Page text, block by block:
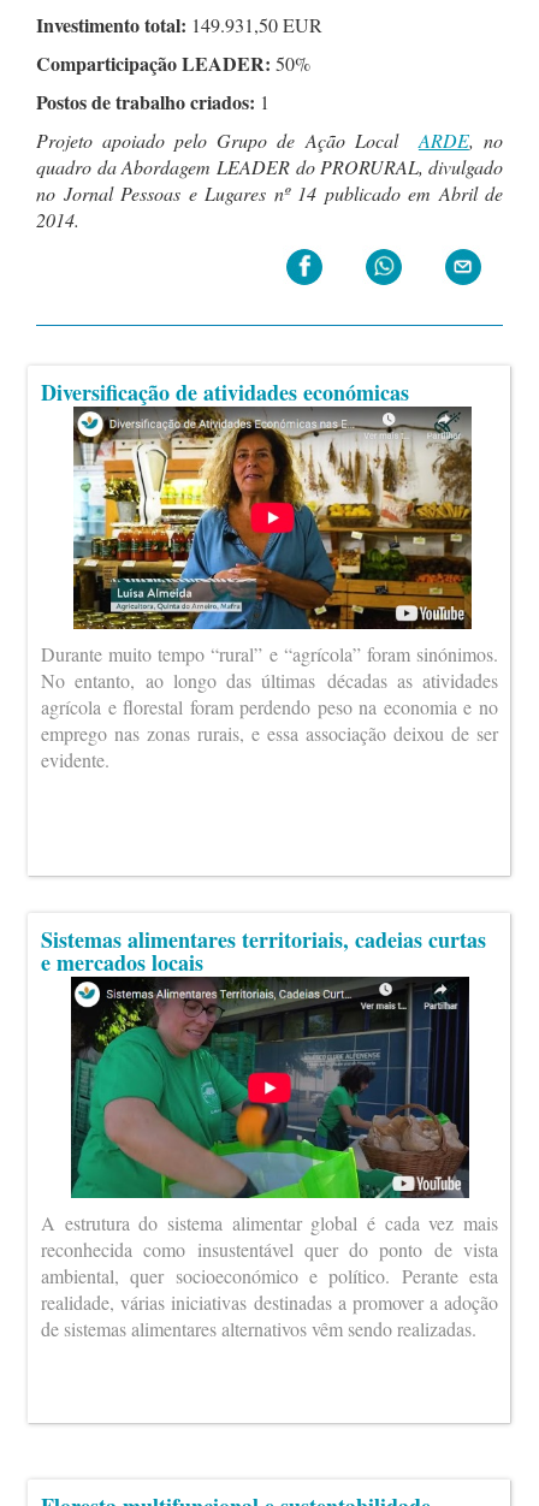
Investimento total: 149.931,50 EUR
Comparticipação LEADER: 50%
Postos de trabalho criados: 1
Projeto apoiado pelo Grupo de Ação Local ARDE, no
quadro da Abordagem LEADER do PRORURAL, divulgado
no Jornal Pessoas e Lugares nº 14 publicado em Abril de
2014.
Diversificação de atividades económicas
Durante muito tempo “rural” e “agrícola” foram sinónimos.
No entanto, ao longo das últimas décadas as atividades
agrícola e florestal foram perdendo peso na economia e no
emprego nas zonas rurais, e essa associação deixou de ser
evidente.
Sistemas alimentares territoriais, cadeias curtas
e mercados locais
A estrutura do sistema alimentar global é cada vez mais
reconhecida como insustentável quer do ponto de vista
ambiental, quer socioeconómico e político. Perante esta
realidade, várias iniciativas destinadas a promover a adoção
de sistemas alimentares alternativos vêm sendo realizadas.